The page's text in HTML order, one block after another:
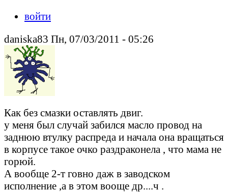
войти
daniska83 Пн, 07/03/2011 - 05:26
Как без смазки оставлять двиг.
у меня был случай забился масло провод на
заднюю втулку распреда и начала она вращаться
в корпусе такое очко раздраконела , что мама не
горюй.
А вообще 2-т говно даж в заводском
исполнение ,a в этом вооще др....ч .